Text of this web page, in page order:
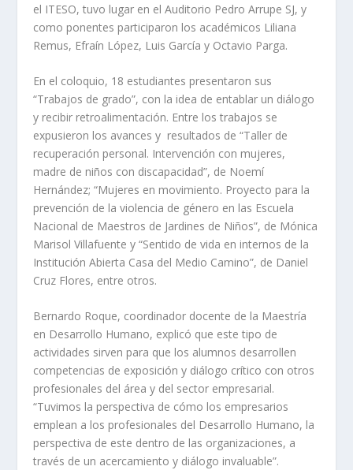
el ITESO, tuvo lugar en el Auditorio Pedro Arrupe SJ, y
como ponentes participaron los académicos Liliana
Remus, Efraín López, Luis García y Octavio Parga.
En el coloquio, 18 estudiantes presentaron sus
“Trabajos de grado”, con la idea de entablar un diálogo
y recibir retroalimentación. Entre los trabajos se
expusieron los avances y resultados de “Taller de
recuperación personal. Intervención con mujeres,
madre de niños con discapacidad”, de Noemí
Hernández; “Mujeres en movimiento. Proyecto para la
prevención de la violencia de género en las Escuela
Nacional de Maestros de Jardines de Niños”, de Mónica
Marisol Villafuente y “Sentido de vida en internos de la
Institución Abierta Casa del Medio Camino”, de Daniel
Cruz Flores, entre otros.
Bernardo Roque, coordinador docente de la Maestría
en Desarrollo Humano, explicó que este tipo de
actividades sirven para que los alumnos desarrollen
competencias de exposición y diálogo crítico con otros
profesionales del área y del sector empresarial.
“Tuvimos la perspectiva de cómo los empresarios
emplean a los profesionales del Desarrollo Humano, la
perspectiva de este dentro de las organizaciones, a
través de un acercamiento y diálogo invaluable”.